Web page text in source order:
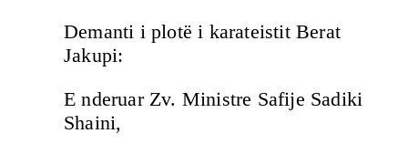
Demanti i plotë i karateistit Berat
Jakupi:
E nderuar Zv. Ministre Safije Sadiki
Shaini,